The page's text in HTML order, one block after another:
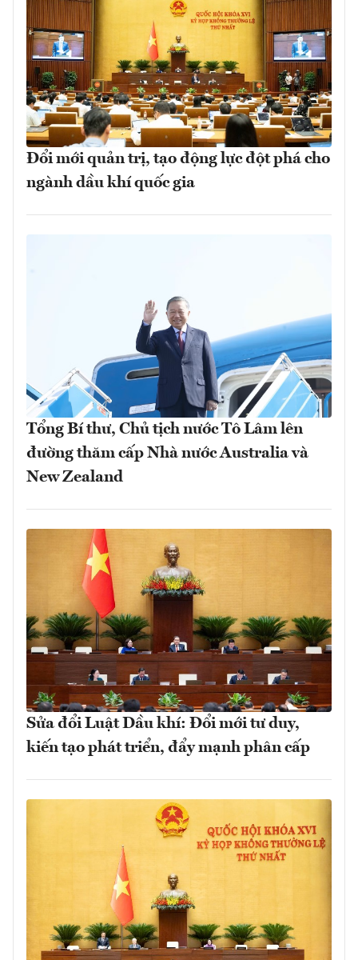
Đổi mới quản trị, tạo động lực đột phá cho
ngành dầu khí quốc gia
Tổng Bí thư, Chủ tịch nước Tô Lâm lên
đường thăm cấp Nhà nước Australia và
New Zealand
Sửa đổi Luật Dầu khí: Đổi mới tư duy,
kiến tạo phát triển, đẩy mạnh phân cấp